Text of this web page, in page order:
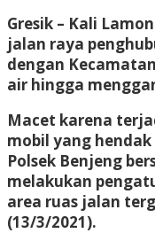
Gresik – Kali
jalan raya
dengan
air hingga
Macet karena
mobil yang
Polsek Benjeng
melakukan
area ruas jalan
(13/3/2021).